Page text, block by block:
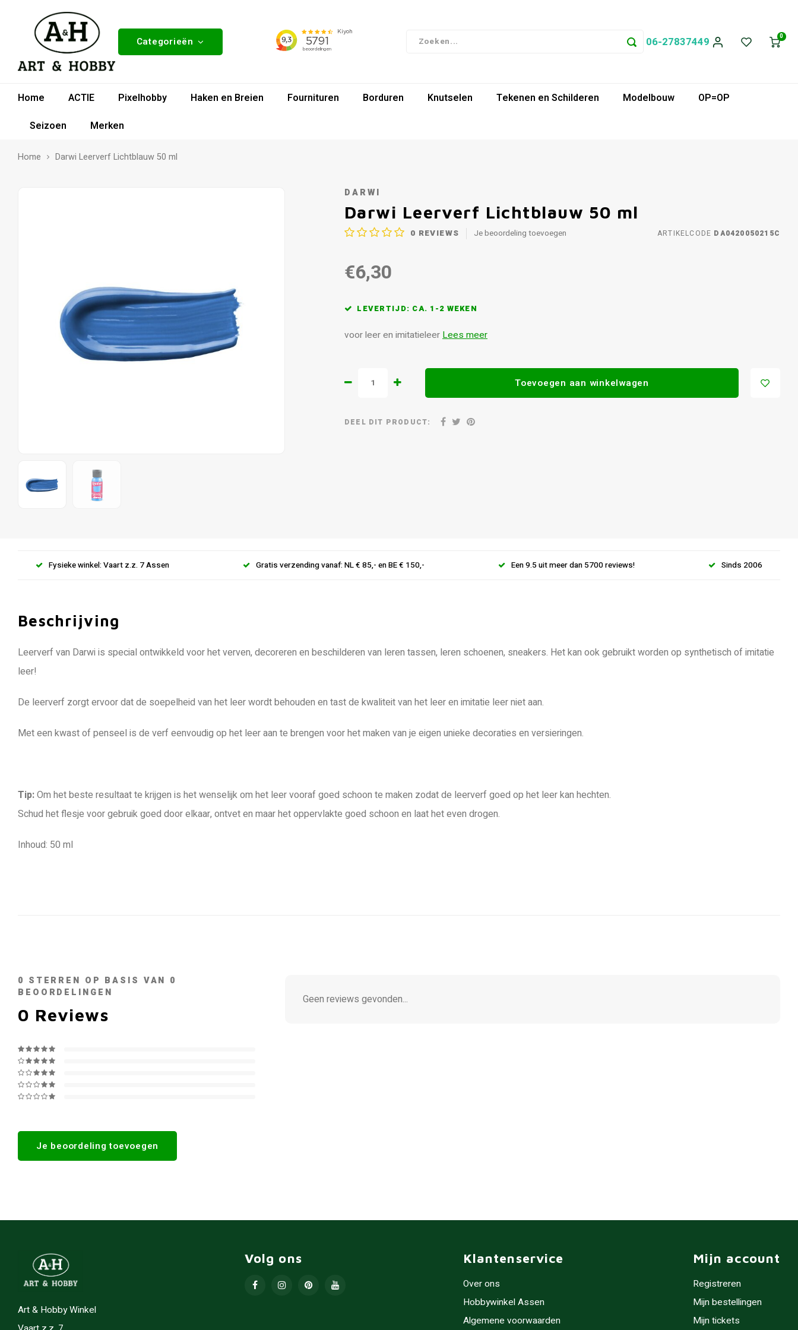
Categorieën 06-27837449 0
Home ACTIE Pixelhobby Haken en Breien Fournituren Borduren Knutselen Tekenen en Schilderen Modelbouw
OP=OP
Seizoen
Merken
Home Darwi Leerverf Lichtblauw 50 ml
DARWI
Darwi Leerverf Lichtblauw 50 ml
0 REVIEWS Je beoordeling toevoegen ARTIKELCODE DA0420050215C
€6,30
LEVERTIJD: CA. 1-2 WEKEN
voor leer en imitatieleerLees meer
Toevoegen aan winkelwagen
DEEL DIT PRODUCT:
Fysieke winkel: Vaart z.z. 7 Assen Gratis verzending vanaf: NL € 85,- en BE € 150,- Een 9.5 uit meer dan 5700 reviews! Sinds 2006
Beschrijving
Leerverf van Darwi is special ontwikkeld voor het verven, decoreren en beschilderen van leren tassen, leren schoenen, sneakers. Het kan ook gebruikt worden op synthetisch of imitatie
leer!
De leerverf zorgt ervoor dat de soepelheid van het leer wordt behouden en tast de kwaliteit van het leer en imitatie leer niet aan.
Met een kwast of penseel is de verf eenvoudig op het leer aan te brengen voor het maken van je eigen unieke decoraties en versieringen.
Tip:Om het beste resultaat te krijgen is het wenselijk om het leer vooraf goed schoon te maken zodat de leerverf goed op het leer kan hechten.
Schud het flesje voor gebruik goed door elkaar, ontvet en maar het oppervlakte goed schoon en laat het even drogen.
Inhoud: 50 ml
0 STERREN OP BASIS VAN 0
BEOORDELINGEN
0 Reviews
Je beoordeling toevoegen
Geen reviews gevonden...
Art & Hobby Winkel
Volg ons Klantenservice
Over ons
Hobbywinkel Assen
Algemene voorwaarden
Mijn account
Registreren
Mijn bestellingen
Mijn tickets